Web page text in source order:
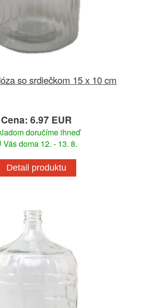
so srdiečkom 15 x 10 cm
Cena: 6.97 EUR
doručíme ihneď
Vás doma 12. - 13. 8.
Detail produktu